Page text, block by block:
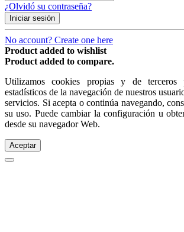
¿Olvidó su contraseña?
Iniciar sesión
No account? Create one here
Product added to wishlist
Product added to compare.
Utilizamos cookies propias y de terceros
estadísticos de la navegación de nuestros
servicios. Si acepta o continúa navegando,
su uso. Puede cambiar la configuración u
desde su navegador Web.
Aceptar